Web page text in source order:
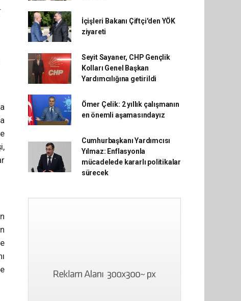
İçişleri Bakanı Çiftçi'den YÖK
ziyareti
Seyit Sayaner, CHP Gençlik
Kolları Genel Başkan
Yardımcılığına getirildi
Ömer Çelik: 2 yıllık çalışmanın
en önemli aşamasındayız
Cumhurbaşkanı Yardımcısı
Yılmaz: Enflasyonla
mücadelede kararlı politikalar
sürecek